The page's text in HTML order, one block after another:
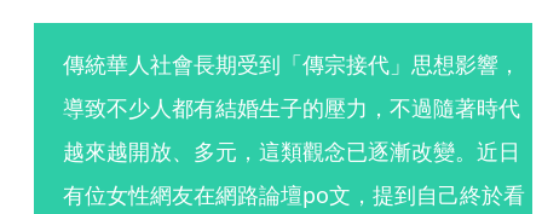
傳統華人社會長期受到「傳宗接代」思想影響，
導致不少人都有結婚生子的壓力，不過隨著時代
越來越開放、多元，這類觀念已逐漸改變。近日
有位女性網友在網路論壇po文，提到自己終於看